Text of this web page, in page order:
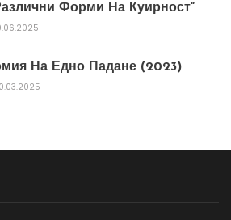
Форми На Куирност“
На Едно Падане (2023)